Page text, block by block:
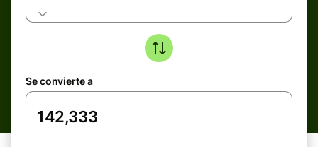
Se convierte a